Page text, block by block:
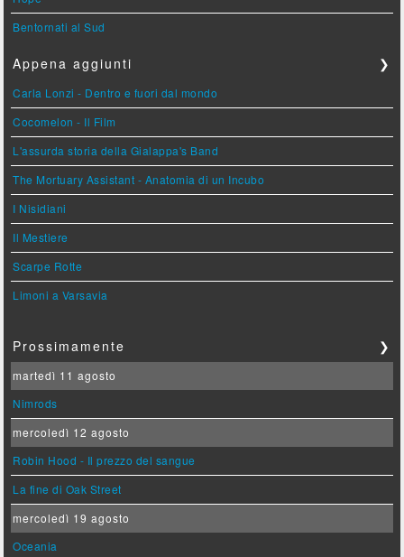
Bentornati al Sud
Appena aggiunti ❯
Carla Lonzi - Dentro e fuori dal mondo
Cocomelon - Il Film
L'assurda storia della Gialappa's Band
The Mortuary Assistant - Anatomia di un Incubo
I Nisidiani
Il Mestiere
Scarpe Rotte
Limoni a Varsavia
Prossimamente ❯
martedì 11 agosto
Nimrods
mercoledì 12 agosto
Robin Hood - Il prezzo del sangue
La fine di Oak Street
mercoledì 19 agosto
Oceania